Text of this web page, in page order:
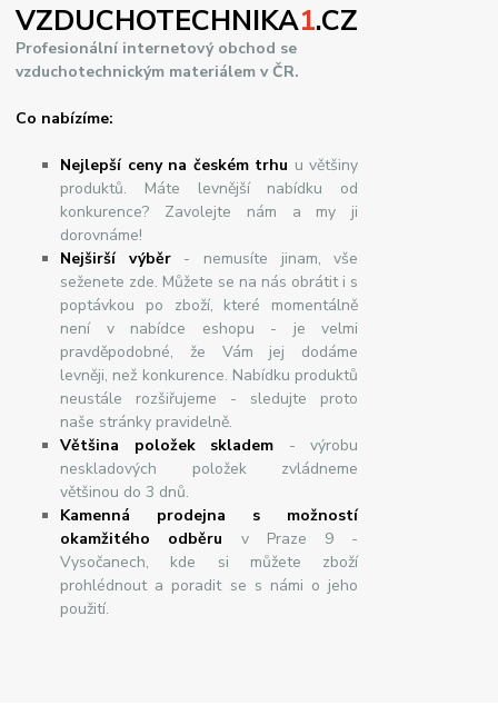
VZDUCHOTECHNIKA1.CZ
Profesionální internetový obchod se
vzduchotechnickým materiálem v ČR.
Co nabízíme:
Nejlepší ceny na českém trhu u většiny
produktů. Máte levnější nabídku od
konkurence? Zavolejte nám a my ji
dorovnáme!
Nejširšívýběr- nemusíte jinam, vše
seženete zde. Můžete se na nás obrátit i s
poptávkou po zboží, které momentálně
není v nabídce eshopu - je velmi
pravděpodobné, že Vám jej dodáme
levněji, než konkurence. Nabídku produktů
neustále rozšiřujeme - sledujte proto
naše stránky pravidelně.
Většina položek skladem - výrobu
neskladových položek zvládneme
většinou do 3 dnů.
Kamenná prodejna s možností
okamžitého odběru v Praze 9 -
Vysočanech, kde si můžete zboží
prohlédnout a poradit se s námi o jeho
použití.